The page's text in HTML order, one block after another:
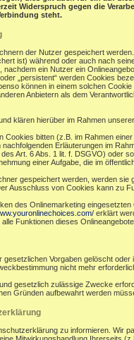
Widerspruch gegen die
steht.
der Nutzer gespeichert
ist) während oder auch nach
ein Nutzer ein
„persistent“ werden Cookies
können in einem solchen
Anbietern als dem
klären hierüber im Rahmen
bitten (z.B. im Rahmen
Erläuterungen im
Art. 6 Abs. 1 lit. f. DSGVO) oder
einer Aufgabe, die im
gespeichert werden, werden
Ausschluss von Cookies kann zu
des Onlinemarketing
erklärt
Funktionen dieses
Vorgaben gelöscht
nicht mehr
gesetzlich zulässige Zwecke
Gründen aufbewahrt werden
zu informieren.